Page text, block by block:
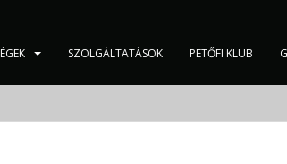
SZOLGÁLTATÁSOK PETŐFI KLUB